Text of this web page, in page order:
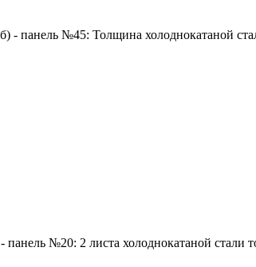
- панель №45: Толщина холоднокатаной
№20: 2 листа холоднокатаной